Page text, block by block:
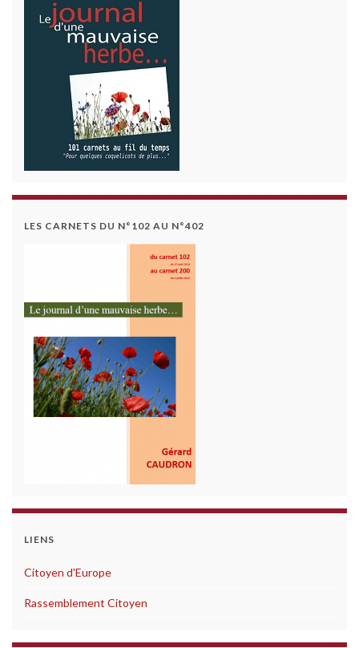
LES CARNETS DU N°102 AU N°402
LIENS
Citoyen d'Europe
Rassemblement Citoyen